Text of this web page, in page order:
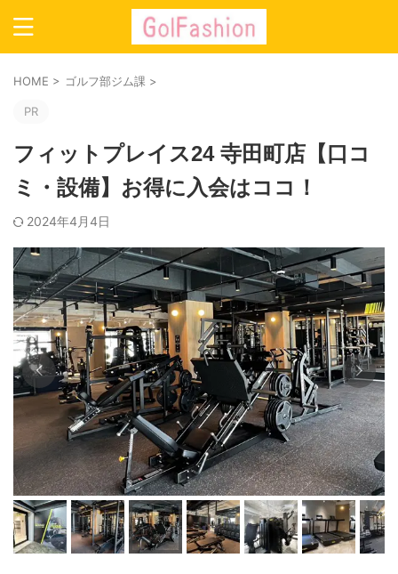
HOME > ゴルフ部ジム課 >
PR
フィットプレイス24 寺田町店【口コ
ミ・設備】お得に入会はココ！
2024年4月4日